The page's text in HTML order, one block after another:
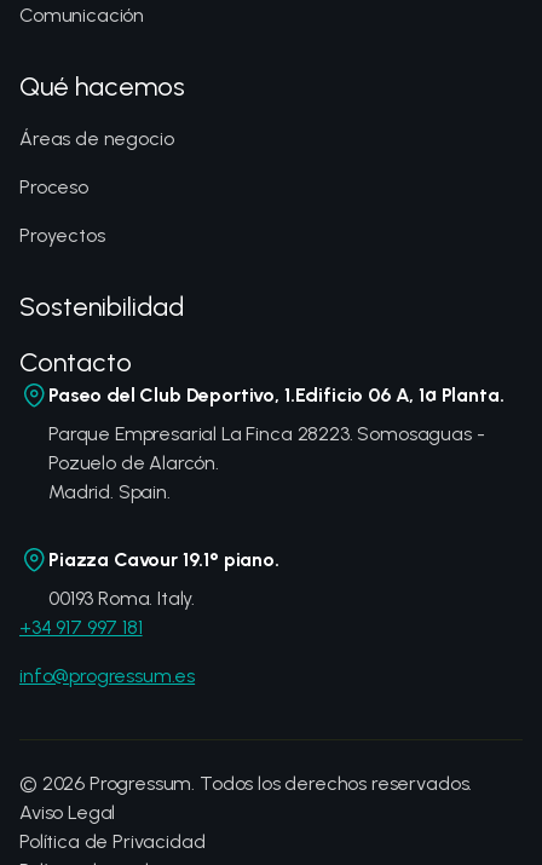
Comunicación
Qué hacemos
Áreas de negocio
Proceso
Proyectos
Sostenibilidad
Contacto
Paseo del Club Deportivo, 1.Edificio 06 A, 1ª Planta.
Parque Empresarial La Finca 28223. Somosaguas -
Pozuelo de Alarcón.
Madrid. Spain.
Piazza Cavour 19.1° piano.
00193 Roma. Italy.
+34 917 997 181
info@progressum.es
© 2026 Progressum. Todos los derechos reservados.
Aviso Legal
Política de Privacidad